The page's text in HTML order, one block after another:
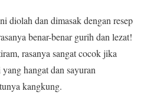
diolah dan dimasak dengan resep
benar-benar gurih dan lezat!
rasanya sangat cocok jika
hangat dan sayuran
kangkung.